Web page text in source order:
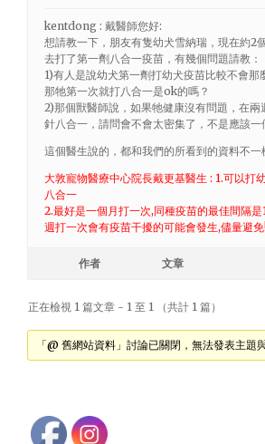
kentdong : 戴醫師您好:
想請教一下，朋友有隻幼犬雪納瑞，現在約2
去打了第一劑八合一疫苗，有幾個問題請教：
1)有人是說幼犬第一劑打幼犬疫苗比較不會那
那牠第一次就打八合一是ok的嗎？
2)那個獸醫師說，如果牠健康沒有問題，在兩
針八合一，請問會不會太密集了，不是應該一
這個醫生說的，都和我們的所看到的資料不一
大敦寵物醫療中心院長戴更基醫生 : 1.可以打
八合一
2.最好是一個月打一次,同種疫苗的最佳間隔
週打一次會有疫苗干擾的可能會發生,儘量避
作者 文章
正在檢視 1 篇文章 - 1 至 1 （共計 1 篇）
「@ 舊網站資料」討論已關閉，無法發表主題